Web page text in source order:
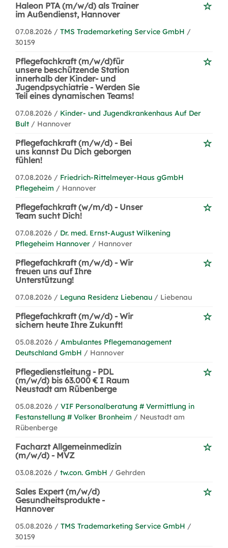
Haleon PTA (m/w/d) als Trainer
im Außendienst, Hannover
07.08.2026 / TMS Trademarketing Service GmbH /
30159
Pflegefachkraft (m/w/d)für
unsere beschützende Station
innerhalb der Kinder- und
Jugendpsychiatrie - Werden Sie
Teil eines dynamischen Teams!
07.08.2026 / Kinder- und Jugendkrankenhaus Auf Der
Bult / Hannover
Pflegefachkraft (m/w/d) - Bei
uns kannst Du Dich geborgen
fühlen!
07.08.2026 / Friedrich-Rittelmeyer-Haus gGmbH
Pflegeheim / Hannover
Pflegefachkraft (w/m/d) - Unser
Team sucht Dich!
07.08.2026 / Dr. med. Ernst-August Wilkening
Pflegeheim Hannover / Hannover
Pflegefachkraft (m/w/d) - Wir
freuen uns auf Ihre
Unterstützung!
07.08.2026 / Leguna Residenz Liebenau / Liebenau
Pflegefachkraft (m/w/d) - Wir
sichern heute Ihre Zukunft!
05.08.2026 / Ambulantes Pflegemanagement
Deutschland GmbH / Hannover
Pflegedienstleitung - PDL
(m/w/d) bis 63.000 € I Raum
Neustadt am Rübenberge
05.08.2026 / VIF Personalberatung # Vermittlung in
Festanstellung # Volker Bronheim / Neustadt am
Rübenberge
Facharzt Allgemeinmedizin
(m/w/d) - MVZ
03.08.2026 / tw.con. GmbH / Gehrden
Sales Expert (m/w/d)
Gesundheitsprodukte -
Hannover
05.08.2026 / TMS Trademarketing Service GmbH /
30159